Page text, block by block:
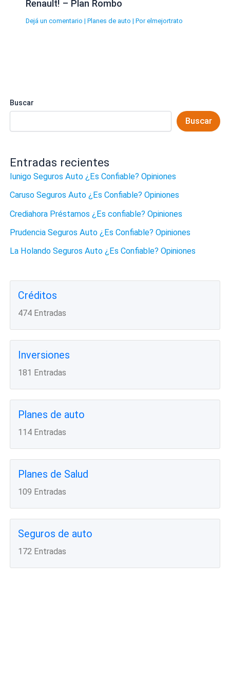
Renault! – Plan Rombo
Dejá un comentario | Planes de auto | Por elmejortrato
Buscar
Buscar
Entradas recientes
Iunigo Seguros Auto ¿Es Confiable? Opiniones
Caruso Seguros Auto ¿Es Confiable? Opiniones
Crediahora Préstamos ¿Es confiable? Opiniones
Prudencia Seguros Auto ¿Es Confiable? Opiniones
La Holando Seguros Auto ¿Es Confiable? Opiniones
Créditos
474 Entradas
Inversiones
181 Entradas
Planes de auto
114 Entradas
Planes de Salud
109 Entradas
Seguros de auto
172 Entradas